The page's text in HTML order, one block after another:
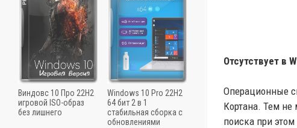
Отсутствует в
Операционные
Кортана. Тем не
поиска при
Виндовс 10 Про 22H2
игровой ISO-образ
без лишнего
Windows 10 Pro 22H2
64 бит 2 в 1
стабильная сборка с
обновлениями